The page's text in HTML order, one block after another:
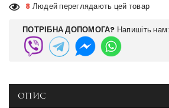
8 Людей переглядають цей товар
ПОТРІБНА ДОПОМОГА? Напишіть нам:
ОПИС